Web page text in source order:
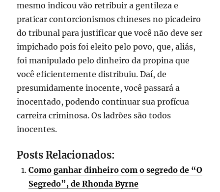
mesmo indicou vão retribuir a gentileza e
praticar contorcionismos chineses no picadeiro
do tribunal para justificar que você não deve ser
impichado pois foi eleito pelo povo, que, aliás,
foi manipulado pelo dinheiro da propina que
você eficientemente distribuiu. Daí, de
presumidamente inocente, você passará a
inocentado, podendo continuar sua profícua
carreira criminosa. Os ladrões são todos
inocentes.
Posts Relacionados:
Como ganhar dinheiro com o segredo de “O
Segredo”, de Rhonda Byrne